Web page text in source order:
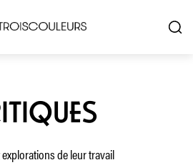
de leur travail